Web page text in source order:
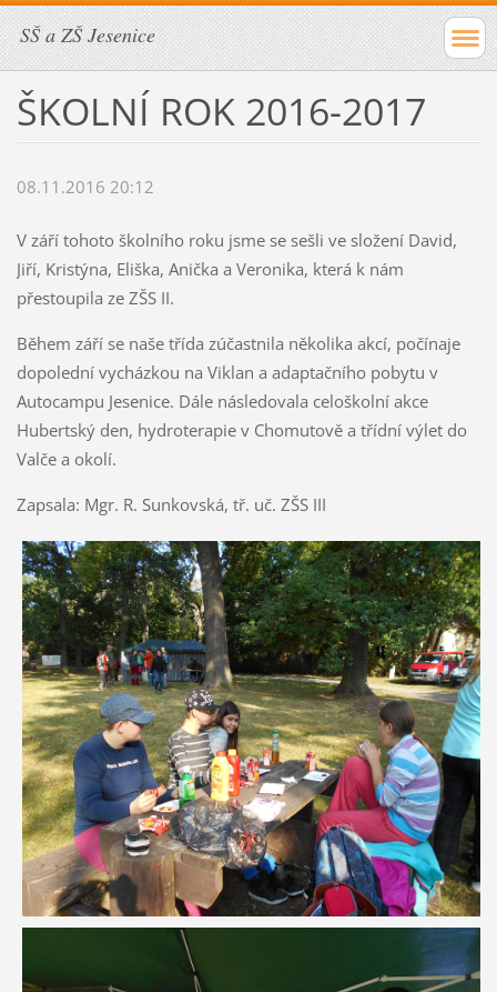
SŠ a ZŠ Jesenice
ŠKOLNÍ ROK 2016-2017
08.11.2016 20:12
V září tohoto školního roku jsme se sešli ve složení David,
Jiří, Kristýna, Eliška, Anička a Veronika, která k nám
přestoupila ze ZŠS II.
Během září se naše třída zúčastnila několika akcí, počínaje
dopolední vycházkou na Viklan a adaptačního pobytu v
Autocampu Jesenice. Dále následovala celoškolní akce
Hubertský den, hydroterapie v Chomutově a třídní výlet do
Valče a okolí.
Zapsala: Mgr. R. Sunkovská, tř. uč. ZŠS III